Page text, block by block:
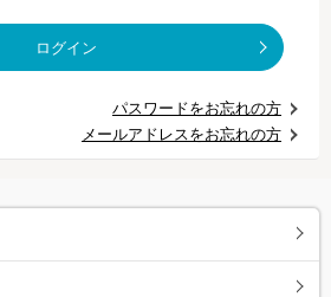
ログイン
パスワードをお忘れの方
メールアドレスをお忘れの方